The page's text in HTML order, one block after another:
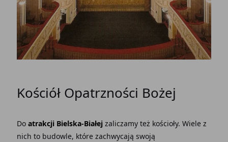
Kościół Opatrzności Bożej
Do atrakcji Bielska-Białej zaliczamy też kościoły. Wiele z
nich to budowle, które zachwycają swoją